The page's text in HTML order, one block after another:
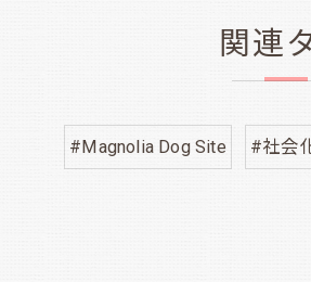
関連
#Magnolia Dog Site #社会